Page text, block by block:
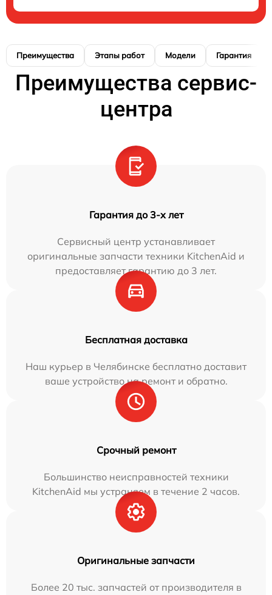
Преимущества Этапы работ Модели Гарантия
Преимущества сервис-
центра
Гарантия до 3-х лет
Сервисный центр устанавливает
оригинальные запчасти техники KitchenAid и
предоставляет гарантию до 3 лет.
Бесплатная доставка
Наш курьер в Челябинске бесплатно доставит
ваше устройство на ремонт и обратно.
Срочный ремонт
Большинство неисправностей техники
KitchenAid мы устраняем в течение 2 часов.
Оригинальные запчасти
Более 20 тыс. запчастей от производителя в